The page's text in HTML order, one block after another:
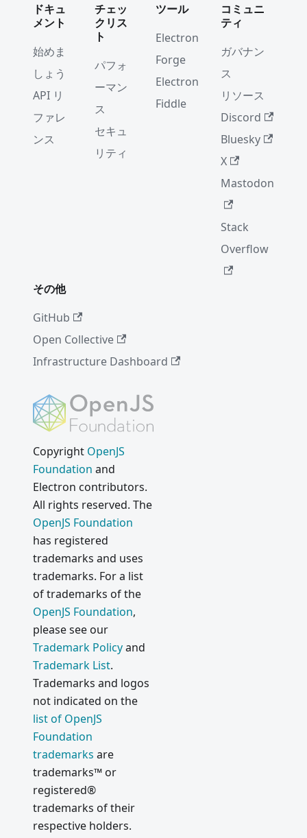
ドキュ
メント
始めま
しょう
API リ
ファレ
ンス
チェッ
クリス
ト
パフォ
ーマン
ス
セキュ
リティ
ツール
Electron
Forge
Electron
Fiddle
コミュニ
ティ
ガバナン
ス
リソース
Discord
Bluesky
X
Mastodon
Stack
Overflow
その他
GitHub
Open Collective
Infrastructure Dashboard
Copyright OpenJS
Foundation and
Electron contributors.
All rights reserved. The
OpenJS Foundation
has registered
trademarks and uses
trademarks. For a list
of trademarks of the
OpenJS Foundation,
please see our
Trademark Policyand
Trademark List.
Trademarks and logos
not indicated on the
list of OpenJS
Foundation
trademarks are
trademarks™ or
registered®
trademarks of their
respective holders.